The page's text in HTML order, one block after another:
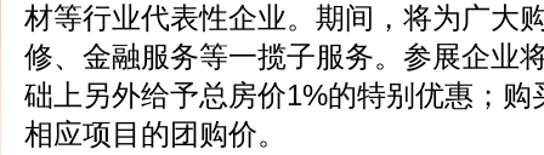
材等行业代表性企业。期间，将为广大
修、金融服务等一揽子服务。参展企业
础上另外给予总房价1%的特别优惠；
相应项目的团购价。